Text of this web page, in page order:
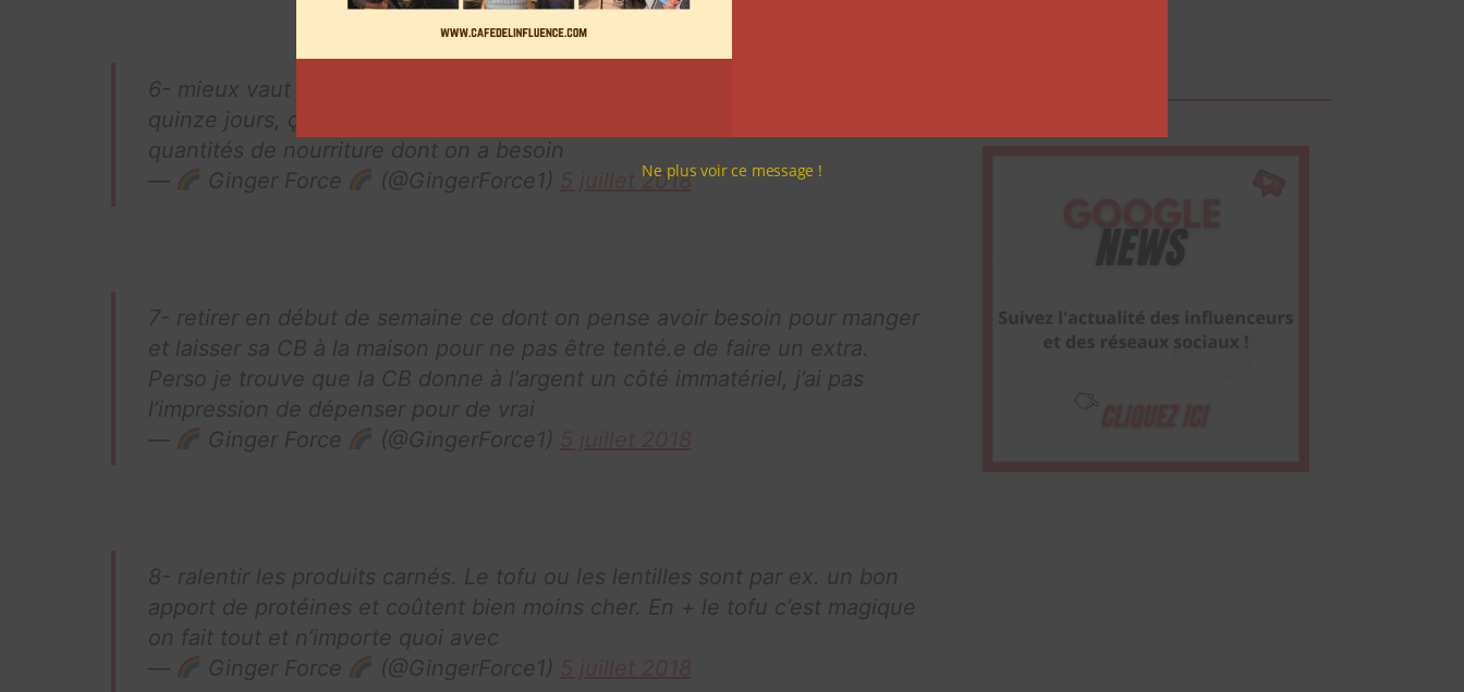
6- mieux vaut faire un peu de courses souvent qu’une grosse fois tous les
quinze jours, ça évite la surconsommation et permet de mieux visualiser les
quantités de nourriture dont on a besoin
—
Ginger Force (@GingerForce1) 5 juillet 2018
7- retirer en début de semaine ce dont on pense avoir besoin pour manger
et laisser sa CB à la maison pour ne pas être tenté.e de faire un extra.
Perso je trouve que la CB donne à l’argent un côté immatériel, j’ai pas
l’impression de dépenser pour de vrai
—
Ginger Force (@GingerForce1)
8- ralentir les produits carnés. Le tofu ou les lentilles sont par ex. un bon
apport de protéines et coûtent bien moins cher. En + le tofu c’est magique
on fait tout et n’importe quoi avec
—
Ginger Force (@GingerForce1)
Ne plus voir ce message !